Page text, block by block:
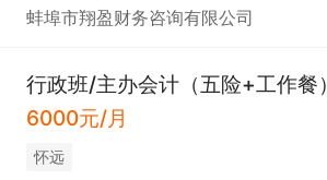
蚌埠市翔盈财务咨询有限公司
行政班/主办会计（五险+工作餐）
6000元/月
怀远